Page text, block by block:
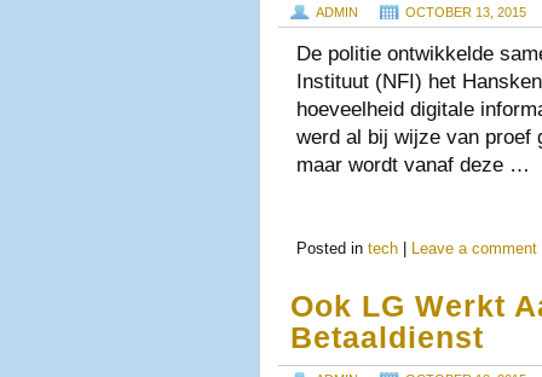
ADMIN OCTOBER 13, 2015
De politie ontwikkelde
Instituut (NFI) het
hoeveelheid digitale
werd al bij wijze van proef
maar wordt vanaf deze …
Posted in tech Leave a comment
Ook LG Werkt
Betaaldienst